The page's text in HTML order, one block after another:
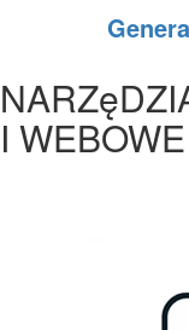
I WEBOWE